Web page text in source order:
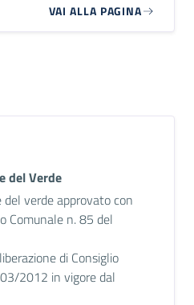
VAI ALLA PAGINA
del Verde
verde approvato con
Comunale n. 85 del
di Consiglio
2012 in vigore dal